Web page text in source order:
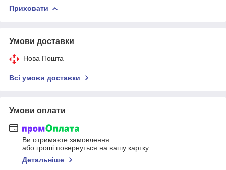
Приховати
Умови доставки
Нова Пошта
Всі умови доставки
Умови оплати
Ви отримаєте замовлення
або гроші повернуться на вашу картку
Детальніше